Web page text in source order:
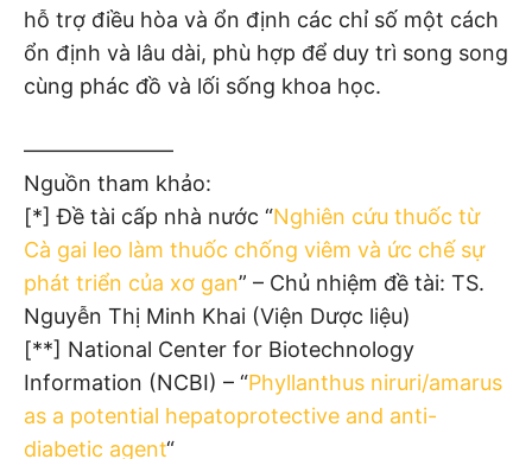
hỗ trợ điều hòa và ổn định các chỉ số một cách
ổn định và lâu dài, phù hợp để duy trì song song
cùng phác đồ và lối sống khoa học.
———————
Nguồn tham khảo:
[*] Đề tài cấp nhà nước “Nghiên cứu thuốc từ
Cà gai leo làm thuốc chống viêm và ức chế sự
phát triển của xơ gan” – Chủ nhiệm đề tài: TS.
Nguyễn Thị Minh Khai (Viện Dược liệu)
[**] National Center for Biotechnology
Information (NCBI) – “Phyllanthus niruri/amarus
as a potential hepatoprotective and anti-
diabetic agent“